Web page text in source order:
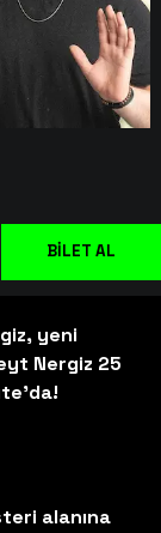
BİLET AL
yeni
Nergiz 25
alanına